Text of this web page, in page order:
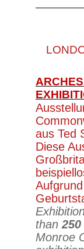
aus Ted
Diese
than 250
Monroe